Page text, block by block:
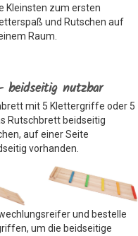
Kleinsten zum ersten
und Rutschen auf
Raum.
nutzbar
mit 5 Klettergriffe oder 5
Rutschbrett beidseitig
auf einer Seite
vorhanden.
und bestelle
um die beidseitige